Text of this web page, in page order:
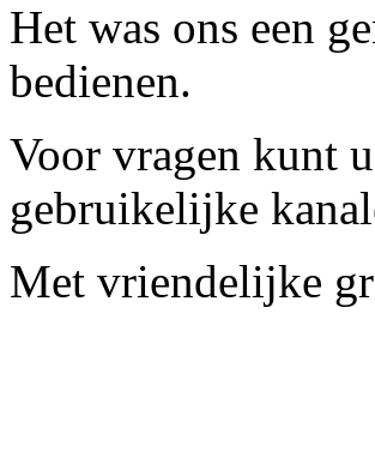
Het was ons een
bedienen.
Voor vragen kunt
gebruikelijke
Met vriendelijke